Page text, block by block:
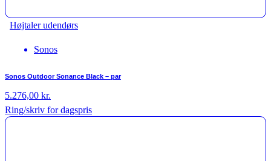
Højtaler udendørs
Sonos
Sonos Outdoor Sonance Black – par
5.276,00 kr.
Ring/skriv for dagspris